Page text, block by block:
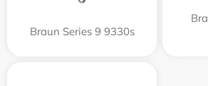
Braun Series 9 9330s